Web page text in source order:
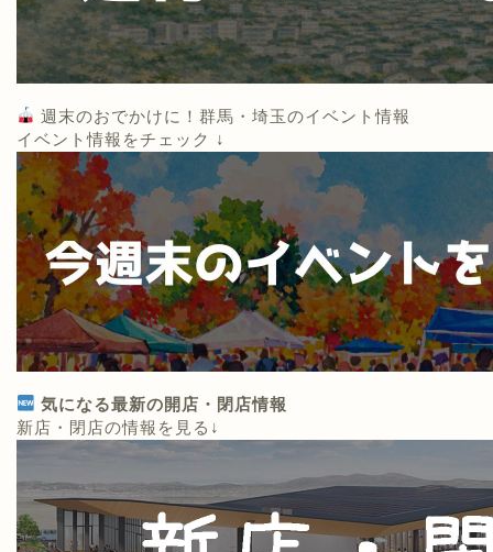
週末のおでかけに！群馬・埼玉のイベント情報
イベント情報をチェック ↓
気になる最新の開店・閉店情報
新店・閉店の情報を見る↓